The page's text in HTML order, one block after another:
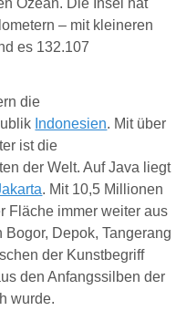
– mit kleineren
es 132.107
die
Indonesien. Mit über
ist die
der Welt.Auf Java liegt
. Mit 10,5 Millionen
Fläche immer weiter aus
Depok, Tangerang
der Kunstbegriff
den Anfangssilben der
wurde.